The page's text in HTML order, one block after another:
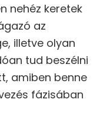
nehéz keretek
az
illetve olyan
tud beszélni
amiben benne
fázisában